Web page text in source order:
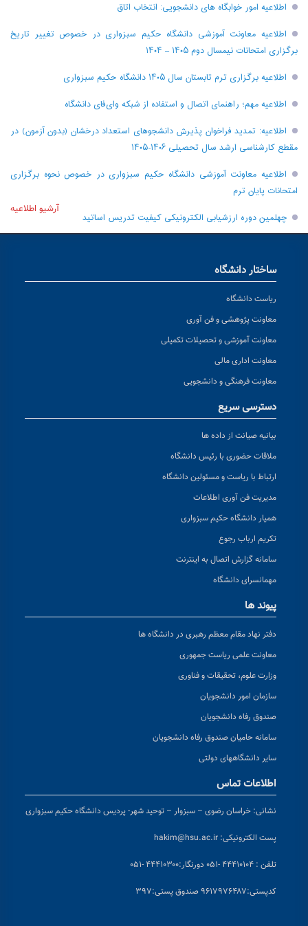
اطلاعیه امور خوابگاه های دانشجویی: انتخاب اتاق
اطلاعیه معاونت آموزشی دانشگاه حکیم سبزواری در خصوص تغییر تاریخ
برگزاری امتحانات نیمسال دوم ۱۴۰۵ – ۱۴۰۴
اطلاعیه برگزاری ترم تابستان سال ۱۴۰۵ دانشگاه حکیم سبزواری
اطلاعیه مهم؛ راهنمای اتصال و استفاده از شبکه وای‌فای دانشگاه
اطلاعیه: تمدید فراخوان پذیرش دانشجو‌های استعداد درخشان (بدون آزمون) در
مقطع کارشناسی ارشد سال تحصیلی ۱۴۰۶-۱۴۰۵
اطلاعیه معاونت آموزشی دانشگاه حکیم سبزواری در خصوص نحوه برگزاری
امتحانات پایان ترم
چهلمین دوره ارزشیابی الکترونیکی کیفیت تدریس اساتید
آرشیو اطلاعیه
ساختار دانشگاه
ریاست دانشگاه
معاونت پژوهشی و فن آوری
معاونت آموزشی و تحصیلات تکمیلی
معاونت اداری مالی
معاونت فرهنگی و دانشجویی
دسترسی سریع
بیانیه صیانت از داده ها
ملاقات حضوری با رئیس دانشگاه
ارتباط با ریاست و مسئولین دانشگاه
مدیریت فن آوری اطلاعات
همیار دانشگاه حکیم سبزواری
تکریم ارباب رجوع
سامانه گزارش اتصال به اینترنت
مهمانسرای دانشگاه
پیوند ها
دفتر نهاد مقام معظم رهبری در دانشگاه ها
معاونت علمی ریاست جمهوری
وزارت علوم، تحقیقات و فناوری
سازمان امور دانشجویان
صندوق رفاه دانشجویان
سامانه حامیان صندوق رفاه دانشجویان
سایر دانشگاههای دولتی
اطلاعات تماس
نشانی: خراسان رضوی – سبزوار – توحید شهر- پردیس دانشگاه حکیم سبزواری
پست الکترونیکی: hakim@hsu.ac.ir
تلفن : ۴۴۴۱۰۱۰۴ -۰۵۱ دورنگار:۴۴۴۱۰۳۰۰ -۰۵۱
کدپستی:۹۶۱۷۹۷۶۴۸۷ صندوق پستی:۳۹۷